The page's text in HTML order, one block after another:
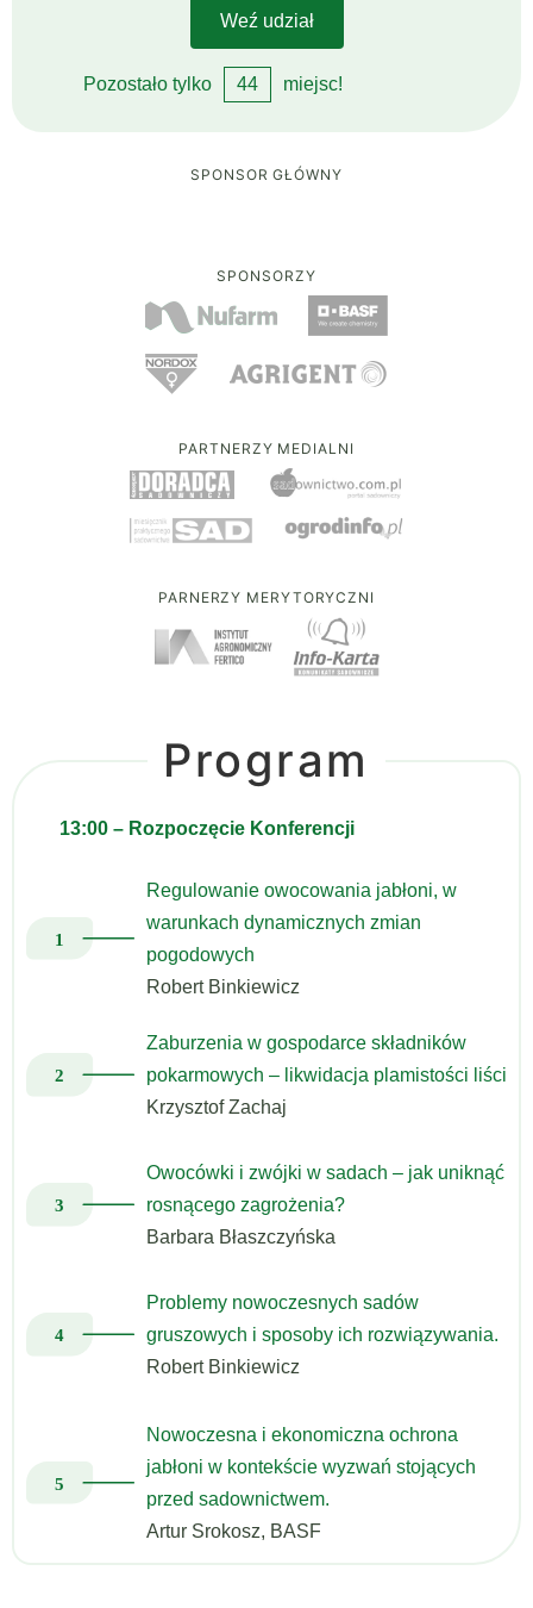
Weź udział
Pozostało tylko 44 miejsc!
SPONSOR GŁÓWNY
SPONSORZY
PARTNERZY MEDIALNI
PARNERZY MERYTORYCZNI
Program
13:00 – Rozpoczęcie Konferencji
Regulowanie owocowania jabłoni, w
warunkach dynamicznych zmian
pogodowych
Robert Binkiewicz
Zaburzenia w gospodarce składników
pokarmowych – likwidacja plamistości liści
Krzysztof Zachaj
Owocówki i zwójki w sadach – jak uniknąć
rosnącego zagrożenia?
Barbara Błaszczyńska
Problemy nowoczesnych sadów
gruszowych i sposoby ich rozwiązywania.
Robert Binkiewicz
Nowoczesna i ekonomiczna ochrona
jabłoni w kontekście wyzwań stojących
przed sadownictwem.
Artur Srokosz, BASF